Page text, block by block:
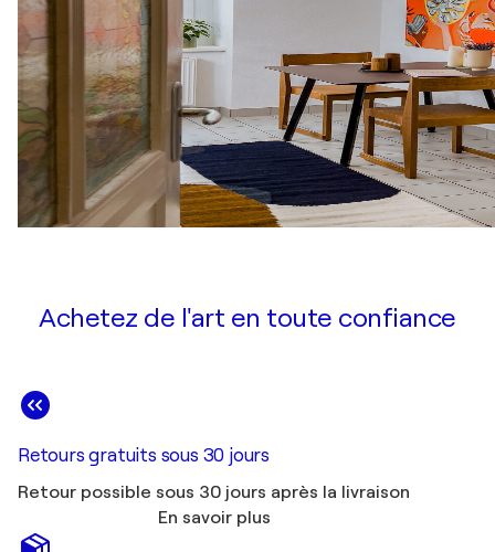
Achetez de l'art en toute confiance
Retours gratuits sous 30 jours
Retour possible sous 30 jours après la livraison
En savoir plus